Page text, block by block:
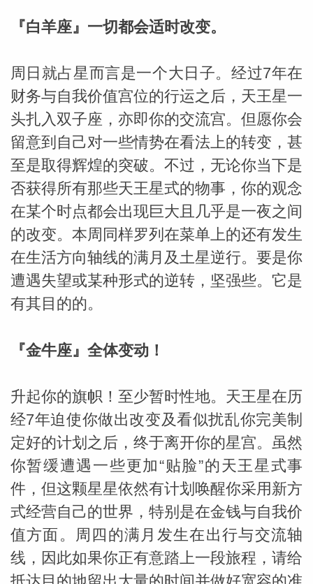
婆星座
网
航
『白羊座』一切都会适时改变。
周日就占星而言是一个大日子。经过7年在
财务与自我价值宫位的行运之后，天王星一
头扎入双子座，亦即你的交流宫。但愿你会
留意到自己对一些情势在看法上的转变，甚
至是取得辉煌的突破。不过，无论你当下是
否获得所有那些天王星式的物事，你的观念
在某个时点都会出现巨大且几乎是一夜之间
的改变。本周同样罗列在菜单上的还有发生
在生活方向轴线的满月及土星逆行。要是你
遭遇失望或某种形式的逆转，坚强些。它是
有其目的的。
『金牛座』全体变动！
升起你的旗帜！至少暂时性地。天王星在历
经7年迫使你做出改变及看似扰乱你完美制
定好的计划之后，终于离开你的星宫。虽然
你暂缓遭遇一些更加“贴脸”的天王星式事
件，但这颗星星依然有计划唤醒你采用新方
式经营自己的世界，特别是在金钱与自我价
值方面。周四的满月发生在出行与交流轴
线，因此如果你正有意踏上一段旅程，请给